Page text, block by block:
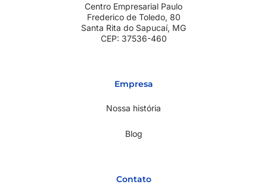
Centro Empresarial Paulo
Frederico de Toledo, 80
Santa Rita do Sapucaí, MG
CEP: 37536-460
Empresa
Nossa história
Blog
Contato